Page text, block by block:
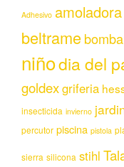
Adhesivo amoladora
beltramebomba
niñodia del
goldexgriferia
insecticida invierno
percutor piscina pistola
sierra silicona stihl